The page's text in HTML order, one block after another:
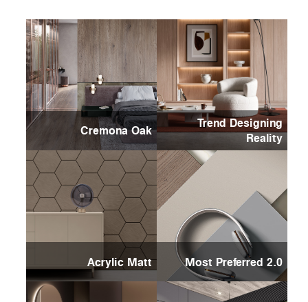
Trend Designing
Reality
Cremona Oak
Most Preferred 2.0
Acrylic Matt